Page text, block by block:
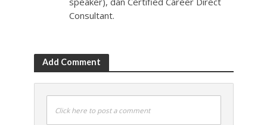
Consultant.
Add Comment
Click here to post a comment